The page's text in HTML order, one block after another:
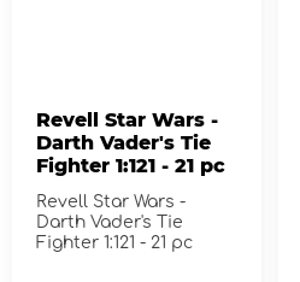
Revell Star Wars -
Darth Vader's Tie
Fighter 1:121 - 21 pc
Revell Star Wars -
Darth Vader's Tie
Fighter 1:121 - 21 pc